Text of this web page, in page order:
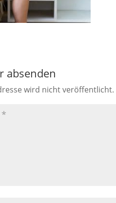
absenden
wird nicht veröffentlicht.